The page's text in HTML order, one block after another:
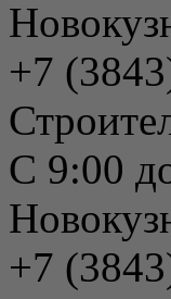
+7
С 9:00
+7